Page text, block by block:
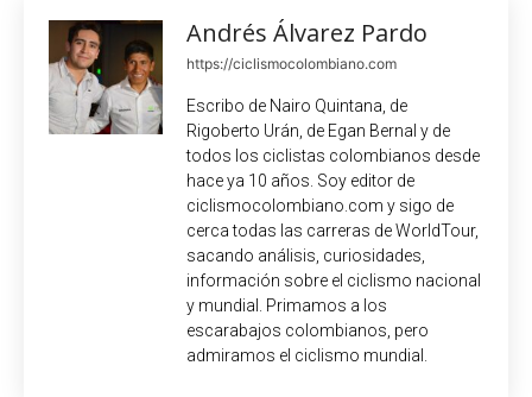
Andrés Álvarez Pardo
https://ciclismocolombiano.com
Escribo de Nairo Quintana, de
Rigoberto Urán, de Egan Bernal y de
todos los ciclistas colombianos desde
hace ya 10 años. Soy editor de
ciclismocolombiano.com y sigo de
cerca todas las carreras de WorldTour,
sacando análisis, curiosidades,
información sobre el ciclismo nacional
y mundial. Primamos a los
escarabajos colombianos, pero
admiramos el ciclismo mundial.